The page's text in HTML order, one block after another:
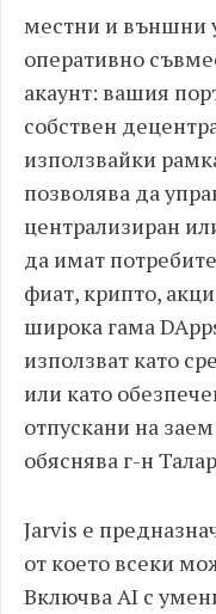
местни и външни
оперативно
акаунт: вашия
собствен
използвайки
позволява да
централизиран
да имат
фиат, крипто,
широка гама
използват като
или като
отпускани на
обяснява г-н
Jarvis е
от което всеки
Включва AI с